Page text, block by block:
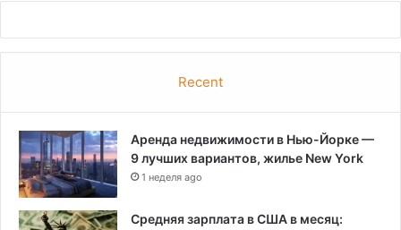
Recent
Аренда недвижимости в Нью-Йорке —
9 лучших вариантов, жилье New York
1 неделя ago
Средняя зарплата в США в месяц: